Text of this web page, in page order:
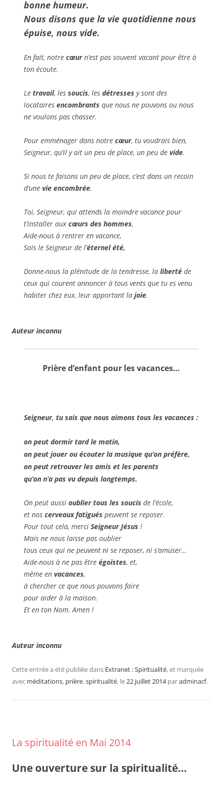
bonne humeur.
Nous disons que la vie quotidienne nous
épuise, nous vide.
En fait, notre cœurn’est pas souvent vacant pour être à
ton écoute.
Le travail, les soucis, les détresses y sont des
locataires encombrants que nous ne pouvons ou nous
ne voulons pas chasser.
Pour emménager dans notre cœur, tu voudrais bien,
Seigneur, qu’il y ait un peu de place, un peu de vide.
Si nous te faisons un peu de place, c’est dans un recoin
d’une vie encombrée.
Toi, Seigneur, qui attends la moindre vacance pour
t’installer aux cœurs des hommes,
Aide-nous à rentrer en vacance,
Sois le Seigneur de l’éternel été,
Donne-nous la plénitude de la tendresse, la liberté de
ceux qui courent annoncer à tous vents que tu es venu
habiter chez eux, leur apportant la joie.
Auteur inconnu
Prière d’enfant pour les vacances…
Seigneur, tu sais que nous aimons tous les vacances :
on peut dormir tardle matin,
on peut jouer ou écouter la musique qu’on préfère,
on peut retrouver les amis et les parents
qu’on n’a pas vu depuis longtemps.
On peut aussi oublier tous les soucis de l’école,
et nos cerveaux fatigués peuvent se reposer.
Pour tout cela, merci Seigneur Jésus !
Mais ne nous laisse pas oublier
tous ceux qui ne peuvent ni se reposer, ni s’amuser…
Aide-nous à ne pas être égoïstes, et,
même en vacances,
à chercher ce que nous pouvons faire
pour aider à la maison.
Et en ton Nom. Amen !
Auteur inconnu
Cette entrée a été publiée dans Extranet : Spiritualité, et marquée
avec méditations, prière,spiritualité, le22 juillet 2014 paradminacf.
La spiritualité en Mai 2014
Une ouverture sur la spiritualité…